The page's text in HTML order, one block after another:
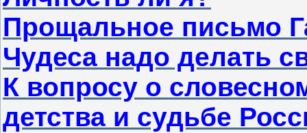
Прощальное письмо
Чудеса надо делать
К вопросу о
детства и судьбе